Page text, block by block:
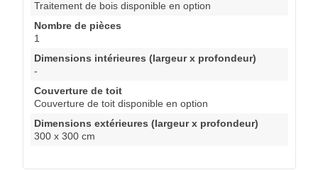
Traitement de bois disponible en option
Nombre de pièces
1
Dimensions intérieures (largeur x profondeur)
-
Couverture de toit
Couverture de toit disponible en option
Dimensions extérieures (largeur x profondeur)
300 x 300 cm